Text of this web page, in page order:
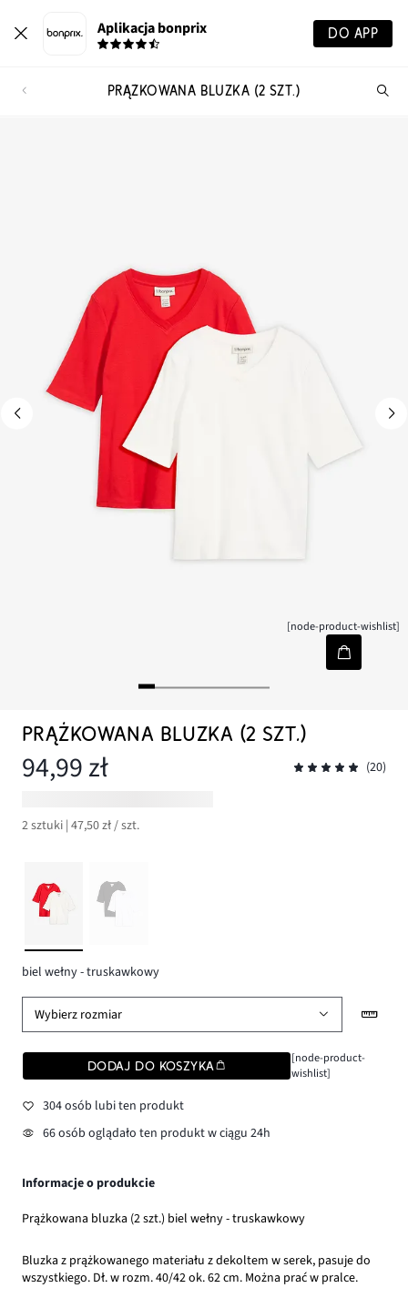
Aplikacja bonprix DO APP
PRĄŻKOWANA BLUZKA (2 SZT.)
[node-product-wishlist]
PRĄŻKOWANA BLUZKA (2 SZT.)
94,99 zł (20)
2 sztuki | 47,50 zł / szt.
biel wełny - truskawkowy
Wybierz rozmiar
DODAJ DO KOSZYKA
[node-product-
wishlist]
304 osób lubi ten produkt
66 osób oglądało ten produkt w ciągu 24h
Informacje o produkcie
Prążkowana bluzka (2 szt.) biel wełny - truskawkowy
Bluzka z prążkowanego materiału z dekoltem w serek, pasuje do
wszystkiego. Dł. w rozm. 40/42 ok. 62 cm. Można prać w pralce.